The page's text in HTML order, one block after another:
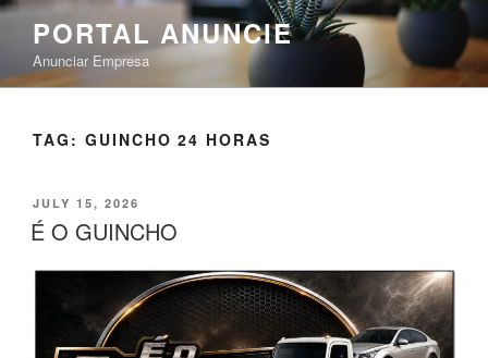
PORTAL ANUNCIE
Anunciar Empresa
TAG: GUINCHO 24 HORAS
JULY 15, 2026
É O GUINCHO